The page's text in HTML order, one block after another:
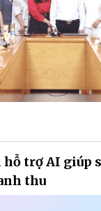
trợ AI giúp
thu